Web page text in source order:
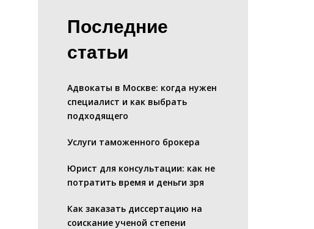
Последние
статьи
Адвокаты в Москве: когда нужен
специалист и как выбрать
подходящего
Услуги таможенного брокера
Юрист для консультации: как не
потратить время и деньги зря
Как заказать диссертацию на
соискание ученой степени